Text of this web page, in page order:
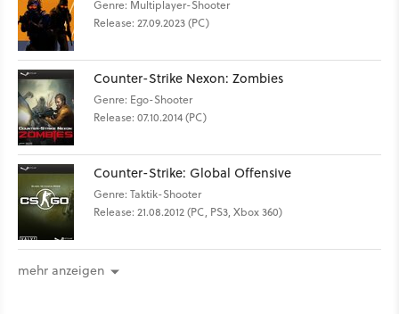
Genre: Multiplayer-Shooter
Release: 27.09.2023 (PC)
Counter-Strike Nexon: Zombies
Genre: Ego-Shooter
Release: 07.10.2014 (PC)
Counter-Strike: Global Offensive
Genre: Taktik-Shooter
Release: 21.08.2012 (PC, PS3, Xbox 360)
mehr anzeigen